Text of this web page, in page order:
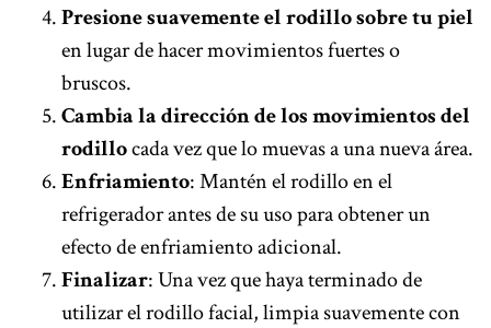
Presione suavemente el rodillo sobre tu piel
en lugar de hacer movimientos fuertes o
bruscos.
Cambia la dirección de los movimientos del
rodillocada vez que lo muevas a una nueva área.
Enfriamiento: Mantén el rodillo en el
refrigerador antes de su uso para obtener un
efecto de enfriamiento adicional.
Finalizar: Una vez que haya terminado de
utilizar el rodillo facial, limpia suavemente con